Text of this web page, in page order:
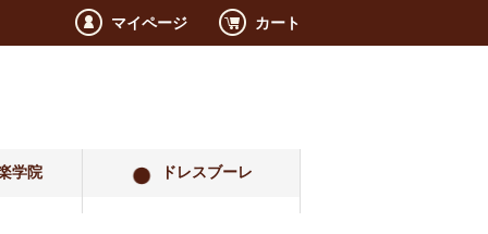
マイページ カート
学院 ドレスブーレ